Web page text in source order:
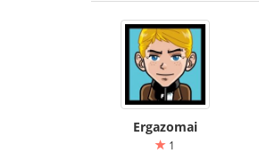
Ergazomai
1